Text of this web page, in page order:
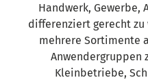
Handwerk, Gewerbe,
differenziert gerecht zu
mehrere Sortimente
Anwendergruppen
Kleinbetriebe,